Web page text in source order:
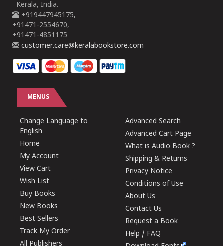
Kerala, India.
+919447945175,
+91471-2554670,
+91471-4851175
customer.care@keralabookstore.com
MENUS
Change Language to
English
Home
My Account
View Cart
Wish List
Buy Books
New Books
Best Sellers
Track My Order
All Publishers
Advanced Search
Advanced Cart Page
What is Audio Book ?
Shipping & Returns
Privacy Notice
Conditions of Use
About Us
Contact Us
Request a Book
Help / FAQ